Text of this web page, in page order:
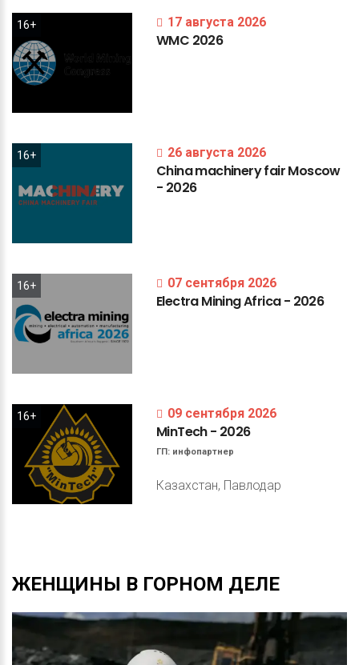
16+ 17 августа 2026
WMC 2026
16+ 26 августа 2026
ChinamachineryfairMoscow
- 2026
16+ 07 сентября 2026
ElectraMiningAfrica- 2026
16+ 09 сентября 2026
MinTech- 2026
ГП: инфопартнер
Казахстан, Павлодар
ЖЕНЩИНЫ В ГОРНОМ ДЕЛЕ